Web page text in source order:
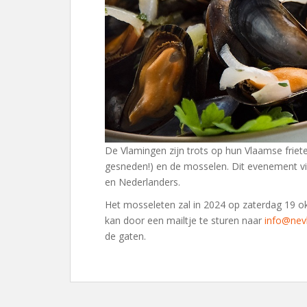
De Vlamingen zijn trots op hun Vlaamse
gesneden!) en de mosselen. Dit evenement
en Nederlanders.
Het mosseleten zal in 2024 op zaterdag 19
kan door een mailtje te sturen naar
de gaten.